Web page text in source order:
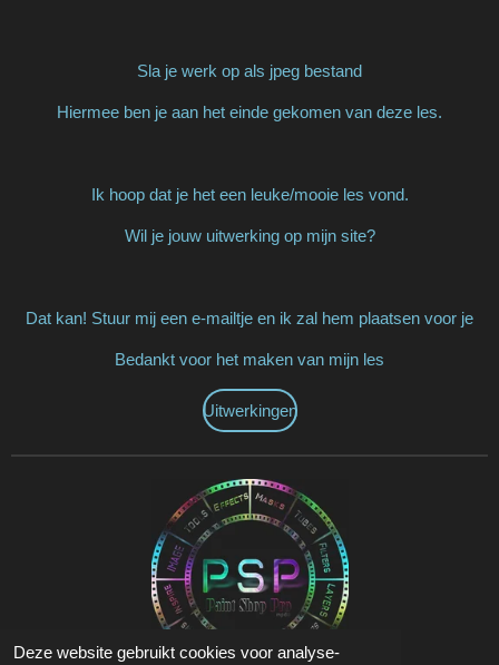
Deze website gebruikt cookies voor analyse-
Sla je werk op als jpeg bestand
Hiermee ben je aan het einde gekomen van deze les.
Ik hoop dat je het een leuke/mooie les vond.
Wil je jouw uitwerking op mijn site?
Dat kan! Stuur mij een e-mailtje en ik zal hem plaatsen voor je
Bedankt voor het maken van mijn les
Uitwerkingen